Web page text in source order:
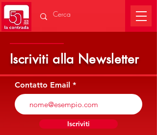
Iscriviti alla Newsletter
Contatto Email
Iscriviti